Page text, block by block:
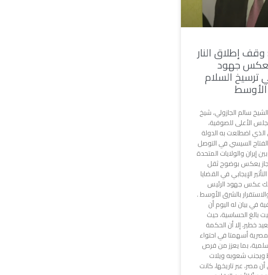
وقف إطلاق النار
يعكس جهود
ترسيخ السلام
الأوسط
سالم الجازولي، شيخ
الأعلى للصوفية،
الذي اضطلعت به الدولة
السيسي في التوصل
إيران والولايات المتحدة
يعكس بوضوح ثقل
الإيجابي في القضايا
عكس جهود الرئيس
بالشرق الأوسط .
في بيان له اليوم أن
بالغ الحساسية، حيث
خطير، إلا أن الحكمة
أسهمتا في احتواء
بما يعزز من فرص
ويجنب شعوبه ويلات
مصر، عبر تاريخها، كانت